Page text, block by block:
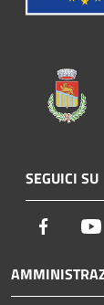
SEGUICI SU
Facebook